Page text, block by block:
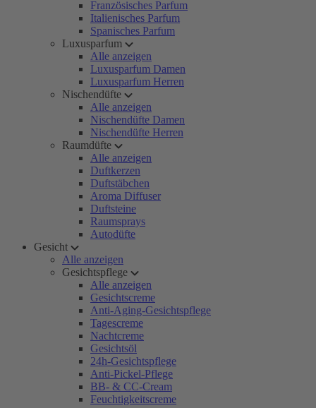
Französisches Parfum
Italienisches Parfum
Spanisches Parfum
Luxusparfum
Alle anzeigen
Luxusparfum Damen
Luxusparfum Herren
Nischendüfte
Alle anzeigen
Nischendüfte Damen
Nischendüfte Herren
Raumdüfte
Alle anzeigen
Duftkerzen
Duftstäbchen
Aroma Diffuser
Duftsteine
Raumsprays
Autodüfte
Gesicht
Alle anzeigen
Gesichtspflege
Alle anzeigen
Gesichtscreme
Anti-Aging-Gesichtspflege
Tagescreme
Nachtcreme
Gesichtsöl
24h-Gesichtspflege
Anti-Pickel-Pflege
BB- & CC-Cream
Feuchtigkeitscreme